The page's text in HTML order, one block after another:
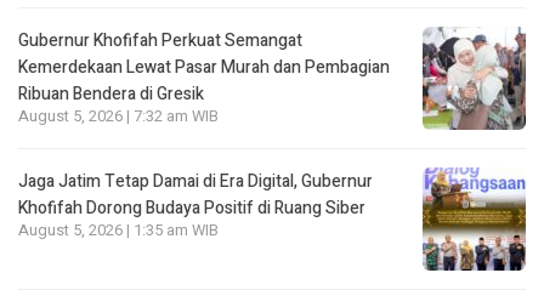
Gubernur Khofifah Perkuat Semangat
Kemerdekaan Lewat Pasar Murah dan Pembagian
Ribuan Bendera di Gresik
August 5, 2026 | 7:32 am WIB
Jaga Jatim Tetap Damai di Era Digital, Gubernur
Khofifah Dorong Budaya Positif di Ruang Siber
August 5, 2026 | 1:35 am WIB